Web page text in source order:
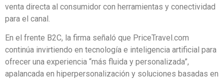
venta directa al consumidor con herramientas y conectividad
para el canal.
En el frente B2C, la firma señaló que PriceTravel.com
continúa invirtiendo en tecnología e inteligencia artificial para
ofrecer una experiencia “más fluida y personalizada”,
apalancada en hiperpersonalización y soluciones basadas en